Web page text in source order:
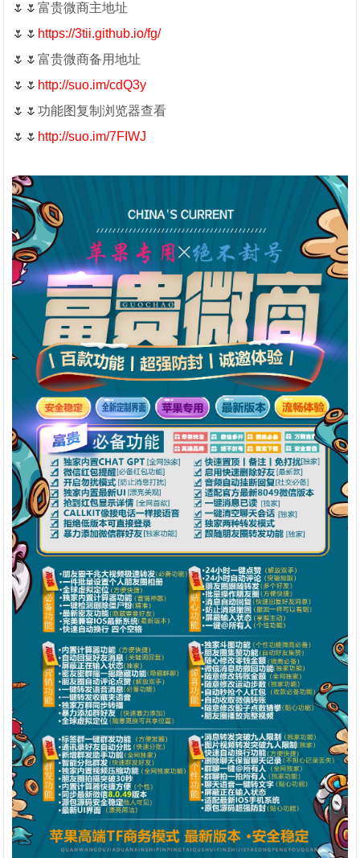
🌷🌷富贵微商主地址
🌷🌷 https://3tii.github.io/fg/
🌷🌷富贵微商备用地址
🌷🌷 http://suo.im/cdQ3y
🌷🌷功能图复制浏览器查看
🌷🌷 http://suo.im/7FIWJ